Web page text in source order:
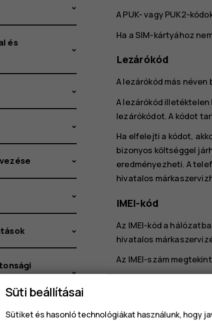
A PUK- vagy PUK2-
Ha a SIM-kártyához
Lezárókód
A lezárókód más
A lezárókód
lezárókódot. A kódot
Ha elfelejti a kódot,
bizonyos költséggel
eredményezheti. A
hivatalos
IMEI-kód
Az IMEI-kód a
hivatalos
Az IMEI-szám
Az IMEI-szám
Ha a telefonja
Az IMEI a termék
és
Süti beállításai
Sütiket és hasonló technológiákat használunk, hogy